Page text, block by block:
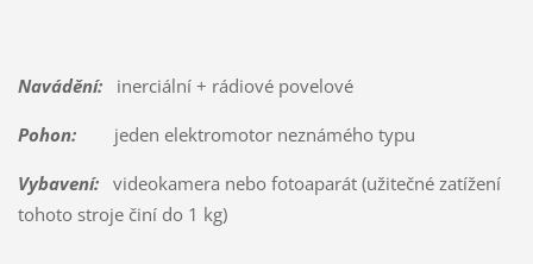
Navádění:inerciální + rádiové povelové
Pohon:jeden elektromotor neznámého typu
Vybavení:videokamera nebo fotoaparát (užitečné zatížení
tohoto stroje činí do 1 kg)